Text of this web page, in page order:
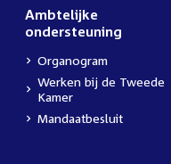
Ambtelijke
ondersteuning
Organogram
External
link:
Werken bij de Tweede
Kamer
Mandaatbesluit